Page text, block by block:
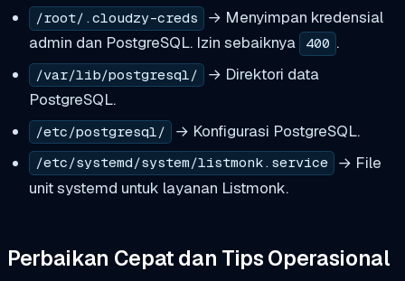
/root/.cloudzy-creds
→ Menyimpan kredensial
admin dan PostgreSQL. Izin sebaiknya 400 .
/var/lib/postgresql/
→ Direktori data
PostgreSQL.
/etc/postgresql/ → Konfigurasi PostgreSQL.
/etc/systemd/system/listmonk.service
→ File
unit systemd untuk layanan Listmonk.
Perbaikan Cepat dan Tips Operasional